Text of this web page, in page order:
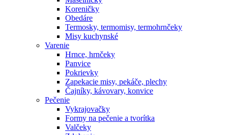
Koreničky
Obedáre
Termosky, termomisy, termohrnčeky
Misy kuchynské
Varenie
Hrnce, hrnčeky
Panvice
Pokrievky
Zapekacie misy, pekáče, plechy
Čajníky, kávovary, konvice
Pečenie
Vykrajovačky
Formy na pečenie a tvorítka
Valčeky